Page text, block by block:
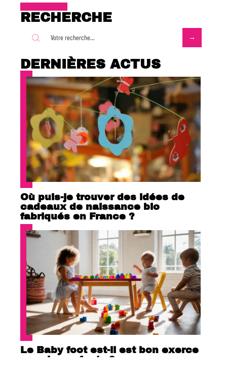
RECHERCHE
DERNIÈRES ACTUS
Où puis-je trouver des idées de
cadeaux de naissance bio
fabriqués en France ?
Le Baby foot est-il est bon exerce
pour les enfants ?